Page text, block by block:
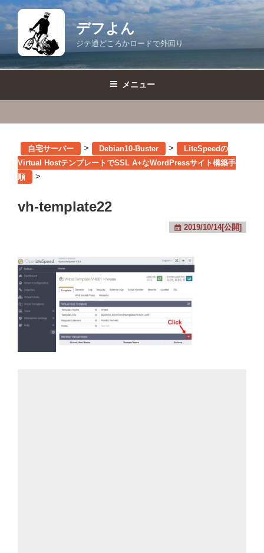
コ
ン
デフよん
ジテ通どころかロードで外回り
メニュー
自宅サーバー > Debian10-Buster >
LiteSpeedの
Virtual HostテンプレートでSSL A+なWordPressサイト構築手
順
>
vh-template22
2019/10/14[公開]